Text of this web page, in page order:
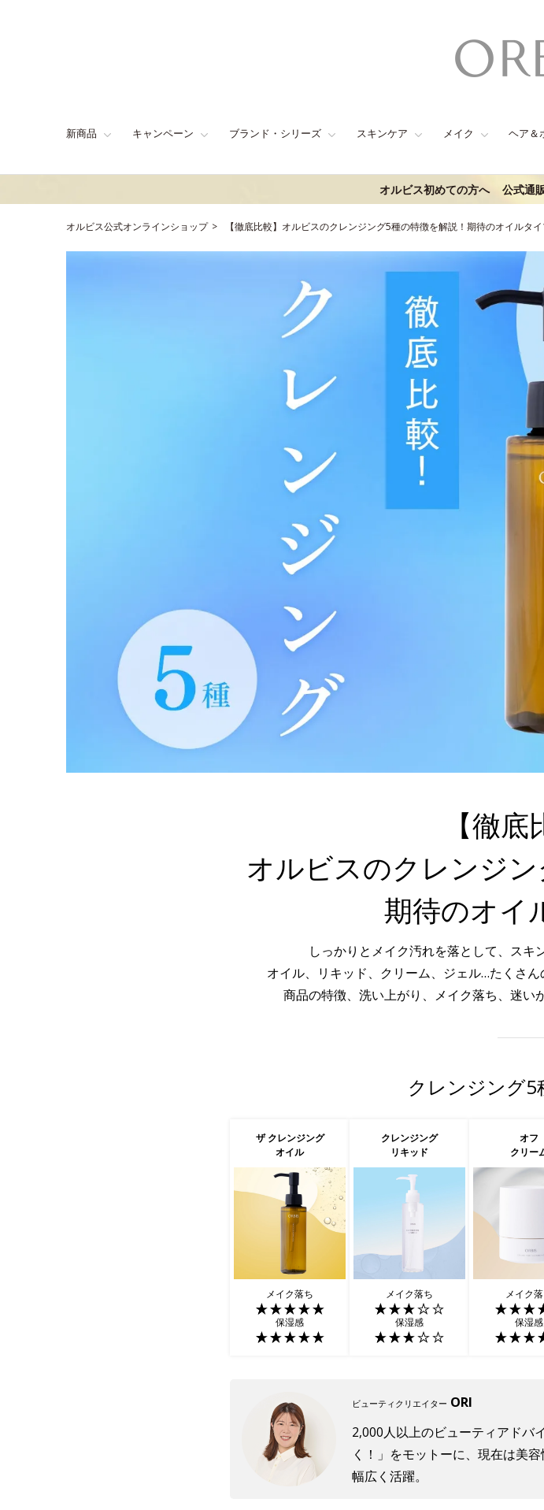
新商品 キャンペーン ブランド・シリーズ スキンケア メイク ヘア＆
オルビス初めての方へ 公式通
オルビス公式オンラインショップ 【徹底比較】オルビスのクレンジング5種の特徴を解説！期待のオイルタイ
【徹底
オルビスのクレンジ
期待のオイ
しっかりとメイク汚れを落として、スキ
オイル、リキッド、クリーム、ジェル…たくさ
商品の特徴、洗い上がり、メイク落ち、迷い
クレンジング5
ザ クレンジング
オイル
メイク落ち
保湿感
クレンジング
リキッド
メイク落ち
保湿感
オフ
クリー
メイク
保湿感
ビューティクリエイター ORI
2,000人以上のビューティアドバ
く！」をモットーに、現在は美
幅広く活躍。